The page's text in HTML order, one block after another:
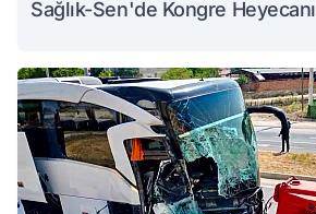
Sağlık-Sen'de Kongre Heyecanı